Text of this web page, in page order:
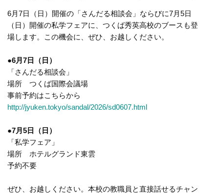
6月7日（日）開催の「さんだる相談会」ならびに7月5日
（日）開催の私学フェアに、つくば秀英高校のブースも登
場します。この機会に、ぜひ、お越しください。
●6月7日（日）
「さんだる相談会」
場所 つくば国際会議場
事前予約はこちらから
http://jyuken.tokyo/sandal/2026/sd0607.html
●7月5日（日）
「私学フェア」
場所 ホテルグランド東雲
予約不要
ぜひ、お越しください。本校の教職員と直接話せるチャン